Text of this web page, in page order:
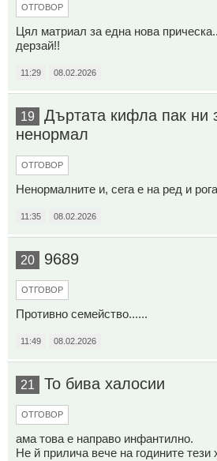
ОТГОВОР
Цял матриал за една нова
дерзай!!
11:29 08.02.2026
19
Дъртата кифла пак ни
ненормал
ОТГОВОР
Ненормалните и, сега е на ред и
11:35 08.02.2026
20 9689
ОТГОВОР
Противно семейство......
11:49 08.02.2026
21 То бива халосии
ОТГОВОР
ама това е направо инфантилно.
Не й прилича вече на годините тези